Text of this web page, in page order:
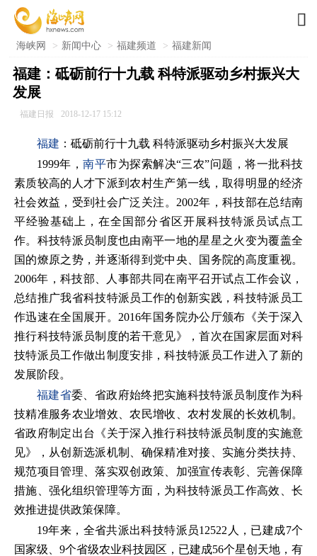

海峡网 > 新闻中心 > 福建频道 > 福建新闻
福建：砥砺前行十九载 科特派驱动乡村振兴大
发展
福建日报 2018-12-17 15:12
福建 ：砥砺前行十九载 科特派驱动乡村振兴大发展
1999年，南平市为探索解决“三农”问题，将一批科技
素质较高的人才下派到农村生产第一线，取得明显的经济
社会效益，受到社会广泛关注。2002年，科技部在总结南
平经验基础上，在全国部分省区开展科技特派员试点工
作。科技特派员制度也由南平一地的星星之火变为覆盖全
国的燎原之势，并逐渐得到党中央、国务院的高度重视。
2006年，科技部、人事部共同在南平召开试点工作会议，
总结推广我省科技特派员工作的创新实践，科技特派员工
作迅速在全国展开。2016年国务院办公厅颁布《关于深入
推行科技特派员制度的若干意见》，首次在国家层面对科
技特派员工作做出制度安排，科技特派员工作进入了新的
发展阶段。
福建省委、省政府始终把实施科技特派员制度作为科
技精准服务农业增效、农民增收、农村发展的长效机制。
省政府制定出台《关于深入推行科技特派员制度的实施意
见》，从创新选派机制、确保精准对接、实施分类扶持、
规范项目管理、落实双创政策、加强宣传表彰、完善保障
措施、强化组织管理等方面，为科技特派员工作高效、长
效推进提供政策保障。
19年来，全省共派出科技特派员12522人，已建成7个
国家级、9个省级农业科技园区，已建成56个星创天地，有